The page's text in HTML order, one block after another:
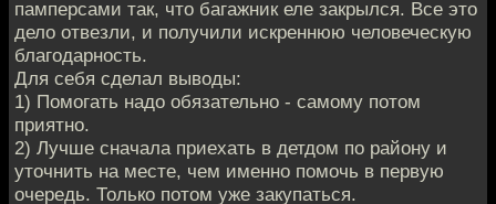
памперсами так, что багажник еле закрылся. Все это
дело отвезли, и получили искреннюю человеческую
благодарность.
Для себя сделал выводы:
1) Помогать надо обязательно - самому потом
приятно.
2) Лучше сначала приехать в детдом по району и
уточнить на месте, чем именно помочь в первую
очередь. Только потом уже закупаться.